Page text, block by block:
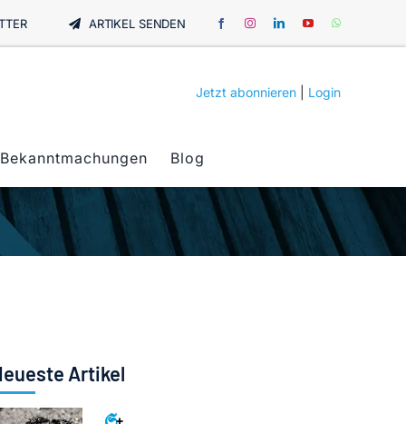
ARTIKEL SENDEN
Jetzt abonnieren Login
Bekanntmachungen Blog
Artikel